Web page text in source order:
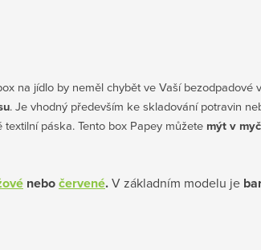
na jídlo by neměl chybět ve Vaší bezodpadové
. Je vhodný především ke skladování potravin
páska. Tento box Papey můžete mýt v
nebočervené.V základním modelu je